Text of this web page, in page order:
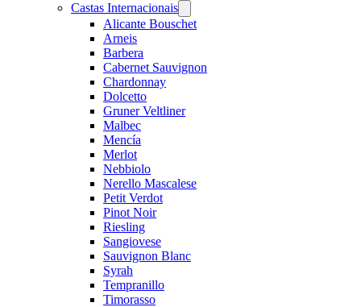
Castas Internacionais
menu
Alicante Bouschet
Arneis
Barbera
Cabernet Sauvignon
Chardonnay
Dolcetto
Gruner Veltliner
Malbec
Mencía
Merlot
Nebbiolo
Nerello Mascalese
Petit Verdot
Pinot Noir
Riesling
Sangiovese
Sauvignon Blanc
Syrah
Tempranillo
Timorasso